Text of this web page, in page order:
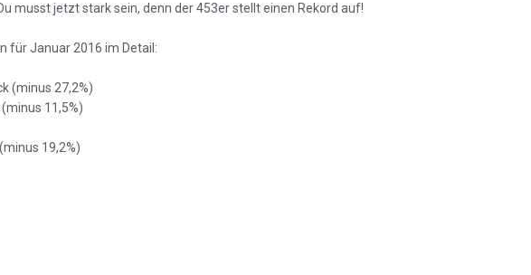
Du musst jetzt stark sein, denn der 453er stellt einen Rekord auf!
für Januar 2016 im Detail:
(minus 27,2%)
11,5%)
19,2%)